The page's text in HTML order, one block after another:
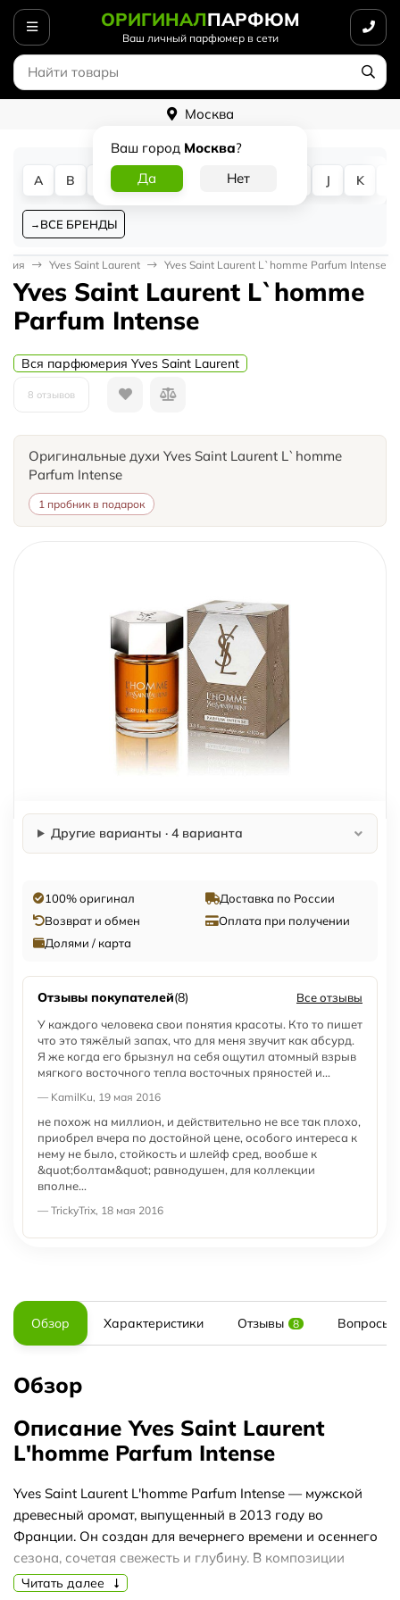
ОРИГИНАЛПАРФЮМ
Ваш личный парфюмер в сети
Москва
Ваш город Москва?
A B D G J K
ВСЕ БРЕНДЫ
Yves Saint Laurent Yves Saint Laurent L`homme Parfum Intense
Yves Saint Laurent L`homme
Parfum Intense
Вся парфюмерия Yves Saint Laurent
8 отзывов
Оригинальные духи Yves Saint Laurent L`homme
Parfum Intense
1 пробник в подарок
Другие варианты · 4 варианта
100% оригинал
Доставка по России
Возврат и обмен
Оплата при получении
Долями / карта
Отзывы покупателей(8)
Все отзывы
У каждого человека свои понятия красоты. Кто то пишет
что это тяжёлый запах, что для меня звучит как абсурд.
Я же когда его брызнул на себя ощутил атомный взрыв
мягкого восточного тепла восточных пряностей и...
— KamilKu, 19 мая 2016
не похож на миллион, и действительно не все так плохо,
приобрел вчера по достойной цене, особого интереса к
нему не было, стойкость и шлейф сред, вообше к
&quot;болтам&quot; равнодушен, для коллекции
вполне...
— TrickyTrix, 18 мая 2016
Обзор Характеристики Отзывы 8 Вопросы
Обзор
Описание Yves Saint Laurent
L'homme Parfum Intense
Yves Saint Laurent L'homme Parfum Intense — мужской
древесный аромат, выпущенный в 2013 году во
Франции. Он создан для вечернего времени и осеннего
сезона, сочетая свежесть и глубину. В композиции
отчетливо слышны пряные и цитрусовые акценты,
Читать далее